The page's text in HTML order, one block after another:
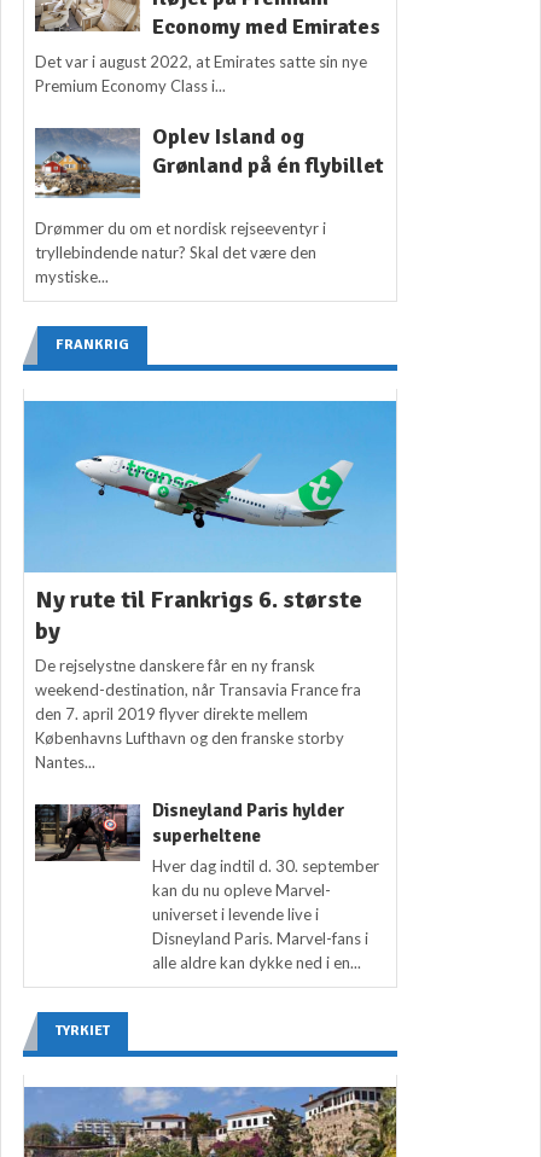
Economy med Emirates
Det var i august 2022, at Emirates satte sin nye
Premium Economy Class i...
Oplev Island og
Grønland på én flybillet
Drømmer du om et nordisk rejseeventyr i
tryllebindende natur? Skal det være den
mystiske...
FRANKRIG
Ny rute til Frankrigs 6. største
by
De rejselystne danskere får en ny fransk
weekend-destination, når Transavia France fra
den 7. april 2019 flyver direkte mellem
Københavns Lufthavn og den franske storby
Nantes...
Disneyland Paris hylder
superheltene
Hver dag indtil d. 30. september
kan du nu opleve Marvel-
universet i levende live i
Disneyland Paris. Marvel-fans i
alle aldre kan dykke ned i en...
TYRKIET